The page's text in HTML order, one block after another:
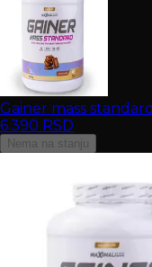
Gainer mass
6.390 RSD
Nema na stanju